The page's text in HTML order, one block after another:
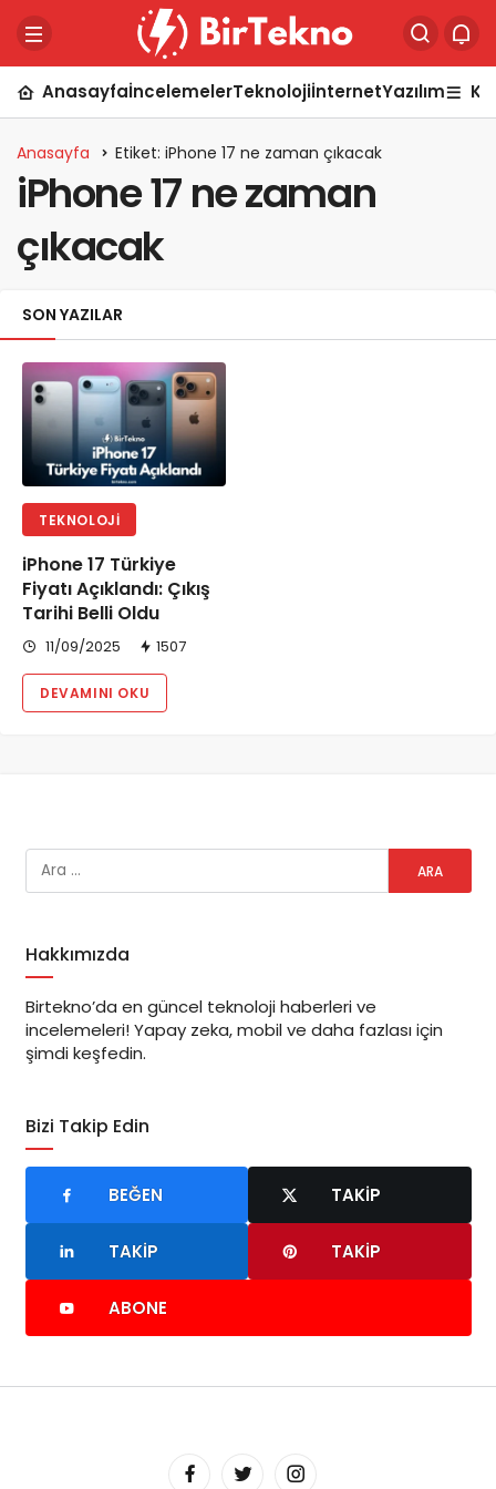
AnasayfaİncelemelerTeknolojiİnternetYazılım
Anasayfa Etiket: iPhone 17 ne zaman çıkacak
iPhone 17 ne zaman
çıkacak
SON YAZILAR
TEKNOLOJI
iPhone 17 Türkiye
Fiyatı Açıklandı: Çıkış
Tarihi Belli Oldu
11/09/2025 1507
DEVAMINI OKU
Hakkımızda
Birtekno’da en güncel teknoloji haberleri ve
incelemeleri! Yapay zeka, mobil ve daha fazlası için
şimdi keşfedin.
Bizi Takip Edin
BEĞEN TAKIP
TAKIP TAKIP
ABONE